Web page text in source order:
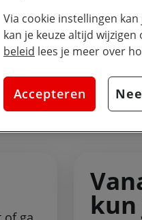
kun
Via cookie instellingen
kan je keuze altijd
beleid lees je meer over
Accepteren